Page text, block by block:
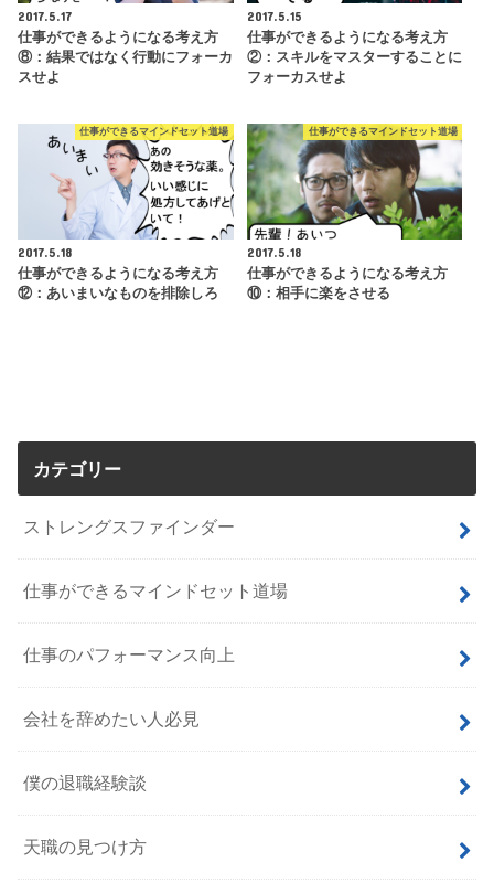
2017.5.17
仕事ができるようになる考え方
⑧：結果ではなく行動にフォーカ
スせよ
2017.5.15
仕事ができるようになる考え方
②：スキルをマスターすることに
フォーカスせよ
仕事ができるマインドセット道場
2017.5.18
仕事ができるようになる考え方
⑫：あいまいなものを排除しろ
仕事ができるマインドセット道場
2017.5.18
仕事ができるようになる考え方
⑩：相手に楽をさせる
カテゴリー
ストレングスファインダー
仕事ができるマインドセット道場
仕事のパフォーマンス向上
会社を辞めたい人必見
僕の退職経験談
天職の見つけ方